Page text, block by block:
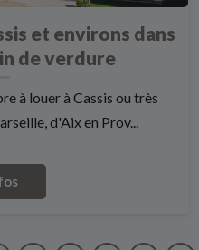
et environs dans
de verdure
à louer à Cassis ou très
d'Aix en Prov...